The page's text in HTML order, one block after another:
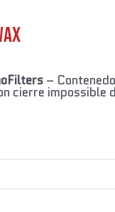
–
cierre impossible